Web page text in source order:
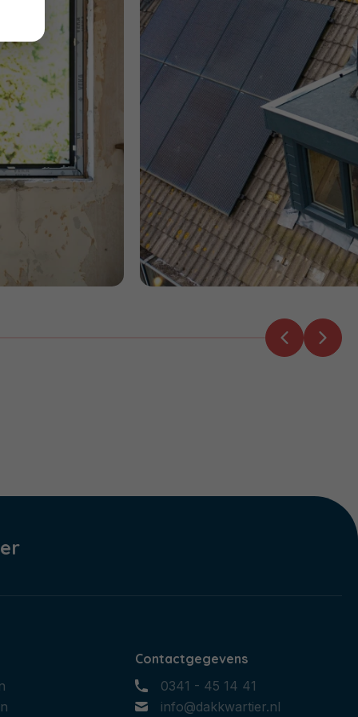
Contactgegevens
0341 - 45 14 41
info@dakkwartier.nl